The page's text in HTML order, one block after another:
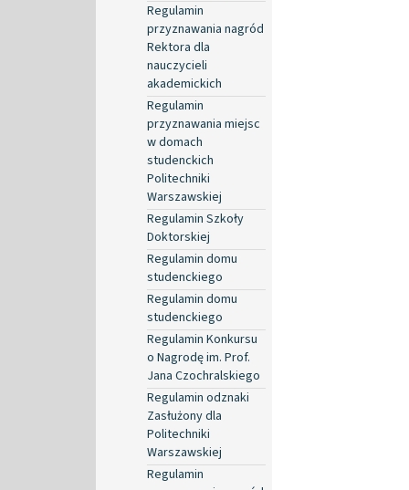
Regulamin
przyznawania nagród
Rektora dla
nauczycieli
akademickich
Regulamin
przyznawania miejsc
w domach
studenckich
Politechniki
Warszawskiej
Regulamin Szkoły
Doktorskiej
Regulamin domu
studenckiego
Regulamin domu
studenckiego
Regulamin Konkursu
o Nagrodę im. Prof.
Jana Czochralskiego
Regulamin odznaki
Zasłużony dla
Politechniki
Warszawskiej
Regulamin